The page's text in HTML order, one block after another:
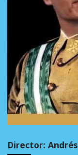
Director: